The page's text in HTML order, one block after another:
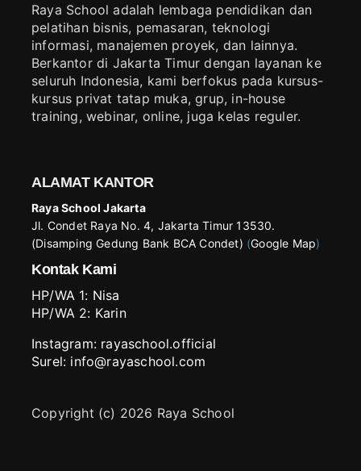
Raya School adalah lembaga pendidikan dan
pelatihan bisnis, pemasaran, teknologi
informasi, manajemen proyek, dan lainnya.
Berkantor di Jakarta Timur dengan layanan ke
seluruh Indonesia, kami berfokus pada kursus-
kursus privat tatap muka, grup, in-house
training, webinar, online, juga kelas reguler.
ALAMAT KANTOR
Raya School Jakarta
Jl. Condet Raya No. 4, Jakarta Timur 13530.
(Disamping Gedung Bank BCA Condet) (Google Map)
Kontak Kami
HP/WA 1: Nisa
HP/WA 2: Karin
Instagram: rayaschool.official
Surel: info@rayaschool.com
Copyright (c) 2026 Raya School